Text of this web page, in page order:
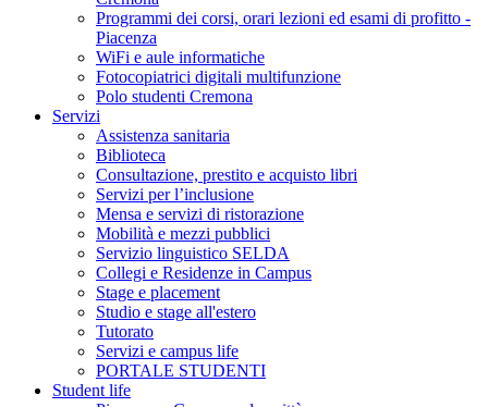
Programmi dei corsi, orari lezioni ed esami di profitto -
Piacenza
WiFi e aule informatiche
Fotocopiatrici digitali multifunzione
Polo studenti Cremona
Servizi
Assistenza sanitaria
Biblioteca
Consultazione, prestito e acquisto libri
Servizi per l’inclusione
Mensa e servizi di ristorazione
Mobilità e mezzi pubblici
Servizio linguistico SELDA
Collegi e Residenze in Campus
Stage e placement
Studio e stage all'estero
Tutorato
Servizi e campus life
PORTALE STUDENTI
Student life